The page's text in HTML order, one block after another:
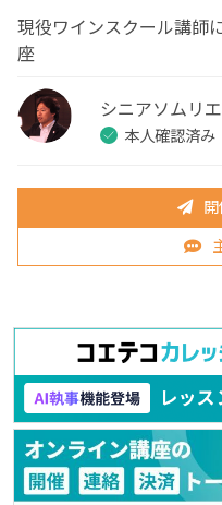
現役ワインスクール講師
座
シニアソムリ
本人確認済み